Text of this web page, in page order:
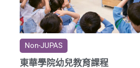
Non-JUPAS
東華學院幼兒教育課程